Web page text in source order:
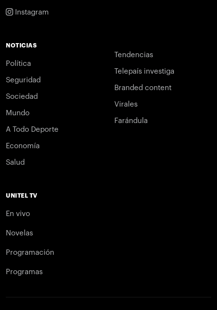
Instagram
NOTICIAS
Política
Seguridad
Sociedad
Mundo
A Todo Deporte
Economía
Salud
Tendencias
Telepaís investiga
Branded content
Virales
Farándula
UNITEL TV
En vivo
Novelas
Programación
Programas